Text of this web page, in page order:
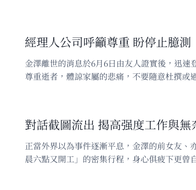
經理人公司呼籲尊重 盼停止臆測
金澤離世的消息於6月6日由友人證實後，迅
尊重逝者，體諒家屬的悲痛，不要隨意杜撰或
對話截圖流出 揭高强度工作與無
正當外界以為事件逐漸平息，金澤的前女友
晨六點又開工」的密集行程，身心俱疲下更